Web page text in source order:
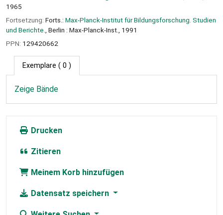
1965
Fortsetzung: Forts.: Max-Planck-Institut für Bildungsforschung. Studien
und Berichte.
, Berlin : Max-Planck-Inst., 1991
PPN: 129420662
Exemplare ( 0 )
Zeige Bände
Drucken
Zitieren
Meinem Korb hinzufügen
Datensatz speichern